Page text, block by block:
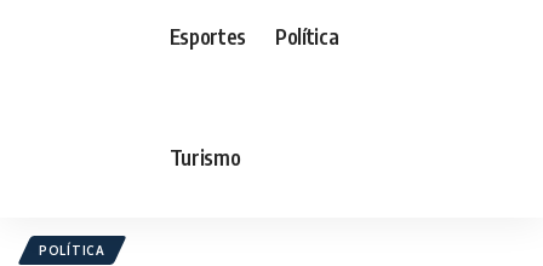
Esportes Política
Turismo
POLÍTICA